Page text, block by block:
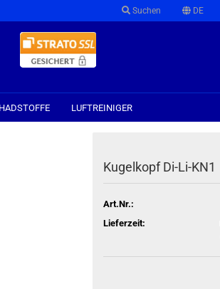
Suchen DE
LUFTREINIGER
Kugelkopf Di-Li-KN1
Art.Nr.:
Lieferzeit: